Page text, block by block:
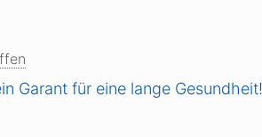
Garant für eine lange Gesundheit!